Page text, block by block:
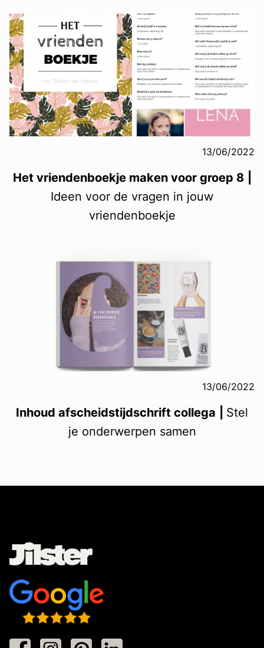
13/06/2022
Het vriendenboekje maken voor groep 8
Ideen voor de vragen in jouw
vriendenboekje
13/06/2022
Inhoud afscheidstijdschrift collega
Stel
je onderwerpen samen